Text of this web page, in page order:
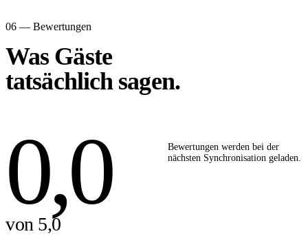
06 — Bewertungen
Was Gäste
tatsächlich sagen.
0,0
von 5,0
Bewertungen werden bei der
nächsten Synchronisation geladen.